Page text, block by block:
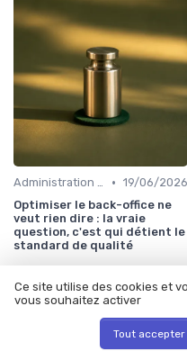
Administration et Finance • 19/06/2026
Optimiser le back-office ne
veut rien dire : la vraie
question, c'est qui détient le
standard de qualité
Ce site utilise des cookies et
vous souhaitez activer
Tout accepter